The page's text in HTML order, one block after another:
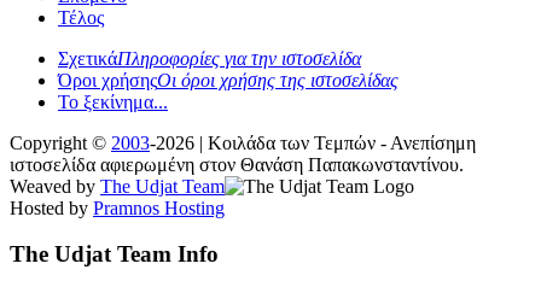
Τέλος
ΣχετικάΠληροφορίες για την ιστοσελίδα
Όροι χρήσηςΟι όροι χρήσης της ιστοσελίδας
Το ξεκίνημα...
Copyright © 2003-2026 | Κοιλάδα των Τεμπών - Ανεπίσημη
ιστοσελίδα αφιερωμένη στον Θανάση Παπακωνσταντίνου.
Weaved by The Udjat Team
Hosted by Pramnos Hosting
The Udjat Team Info